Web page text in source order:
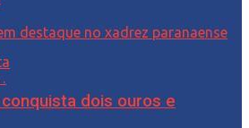
dois ouros e